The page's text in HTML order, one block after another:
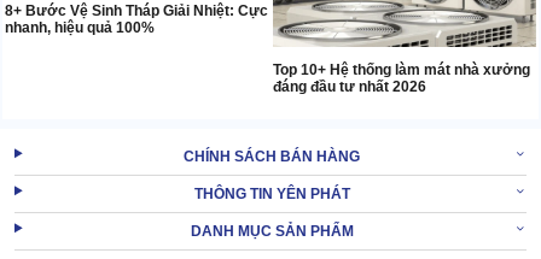
8+ Bước Vệ Sinh Tháp Giải Nhiệt: Cực
nhanh, hiệu quả 100%
Top 10+ Hệ thống làm mát nhà xưởng
đáng đầu tư nhất 2026
CHÍNH SÁCH BÁN HÀNG
THÔNG TIN YÊN PHÁT
DANH MỤC SẢN PHẨM